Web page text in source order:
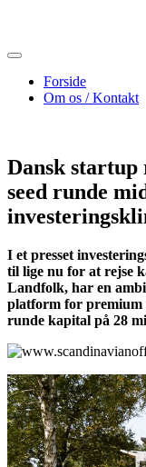
Forside
Om os / Kontakt
Dansk
seed runde
I et presset
til lige nu for at rejse
Landfolk, har en
platform for premium
runde kapital på 28